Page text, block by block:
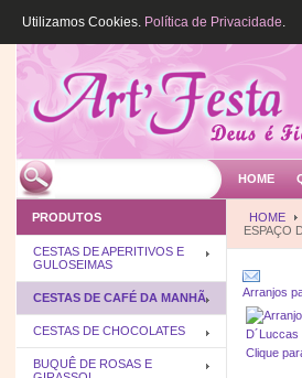
HOME
HOME
ESPAÇO
Arranjos
Clique
PRODUTOS
CESTAS DE APERITIVOS E
GULOSEIMAS
CESTAS DE CAFÉ DA MANHÃ
CESTAS DE CHOCOLATES
BUQUÊ DE ROSAS E
Utilizamos Cookies. Política de Privacidade.